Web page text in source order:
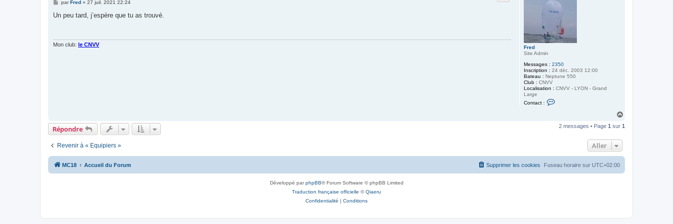
Fred
Site Admin
Messages : 2350
Inscription : 24 déc. 2003 12:00
Bateau : Neptune 550
Club : CNVV
Localisation : CNVV - LYON - Grand
Large
Contact :
a
c
e
M
s
parFred» 27 juil. 2021 22:24
Un peu tard, j’espère que tu as trouvé.
Mon club: le CNVV
u
Répondre 2 messages • Page 1 sur 1
Revenir à « Equipiers » Aller
MC18 Accueil du Forum Fuseau horaire sur UTC+02:00
Supprimer les cookies
Développé parphpBB® Forum Software © phpBB Limited
Traduction française officielle ©Qiaeru
Confidentialité | Conditions